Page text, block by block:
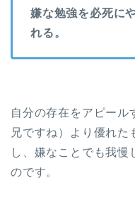
嫌な勉強を必死に
れる。
自分の存在をアピール
兄ですね）より優れた
し、嫌なことでも我慢
のです。